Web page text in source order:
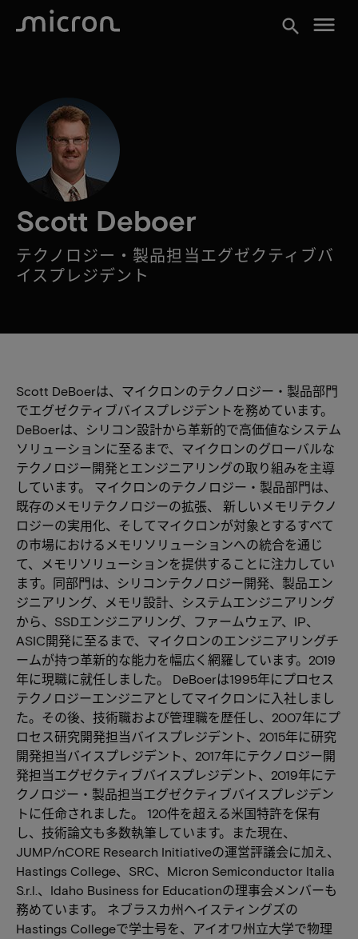
search menu
Scott Deboer
テクノロジー・製品担当エグゼクティブバ
イスプレジデント
Scott DeBoerは、マイクロンのテクノロジー・製品部門
でエグゼクティブバイスプレジデントを務めています。
DeBoerは、シリコン設計から革新的で高価値なシステム
ソリューションに至るまで、マイクロンのグローバルな
テクノロジー開発とエンジニアリングの取り組みを主導
しています。 マイクロンのテクノロジー・製品部門は、
既存のメモリテクノロジーの拡張、 新しいメモリテクノ
ロジーの実用化、そしてマイクロンが対象とするすべて
の市場におけるメモリソリューションへの統合を通じ
て、メモリソリューションを提供することに注力してい
ます。同部門は、シリコンテクノロジー開発、製品エン
ジニアリング、メモリ設計、システムエンジニアリング
から、SSDエンジニアリング、ファームウェア、IP、
ASIC開発に至るまで、マイクロンのエンジニアリングチ
ームが持つ革新的な能力を幅広く網羅しています。2019
年に現職に就任しました。 DeBoerは1995年にプロセス
テクノロジーエンジニアとしてマイクロンに入社しまし
た。その後、技術職および管理職を歴任し、2007年にプ
ロセス研究開発担当バイスプレジデント、2015年に研究
開発担当バイスプレジデント、2017年にテクノロジー開
発担当エグゼクティブバイスプレジデント、2019年にテ
クノロジー・製品担当エグゼクティブバイスプレジデン
トに任命されました。 120件を超える米国特許を保有
し、技術論文も多数執筆しています。また現在、
JUMP/nCORE Research Initiativeの運営評議会に加え、
Hastings College、SRC、Micron Semiconductor Italia
S.r.l.、Idaho Business for Educationの理事会メンバーも
務めています。 ネブラスカ州ヘイスティングズの
Hastings Collegeで学士号を、アイオワ州立大学で物理